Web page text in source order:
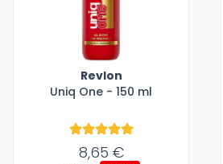
Revlon
Uniq One - 150 ml
8,65 €